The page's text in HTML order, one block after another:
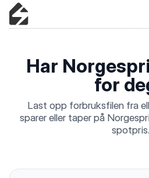
Har
for
Last opp forbruksfilen fra
sparer eller taper på
spotpris.